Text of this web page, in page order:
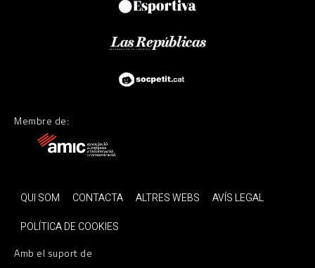
Membre de:
QUI SOM CONTACTA ALTRES WEBS
AVÍS LEGAL
POLÍTICA DE COOKIES
Amb el suport de